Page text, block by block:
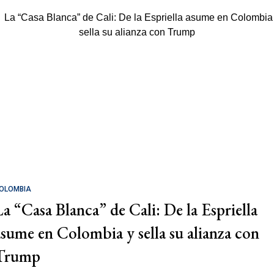
“Casa Blanca” de Cali: De la Espriella
en Colombia y sella su alianza con